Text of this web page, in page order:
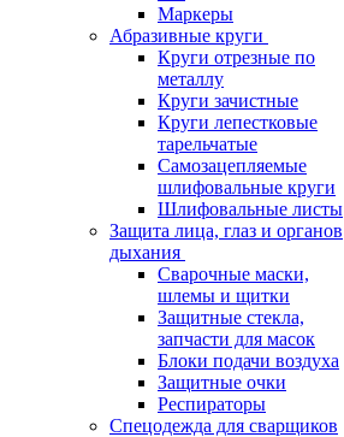
Маркеры
Абразивные круги
Круги отрезные по
металлу
Круги зачистные
Круги лепестковые
тарельчатые
Самозацепляемые
шлифовальные круги
Шлифовальные листы
Защита лица, глаз и органов
дыхания
Сварочные маски,
шлемы и щитки
Защитные стекла,
запчасти для масок
Блоки подачи воздуха
Защитные очки
Респираторы
Спецодежда для сварщиков